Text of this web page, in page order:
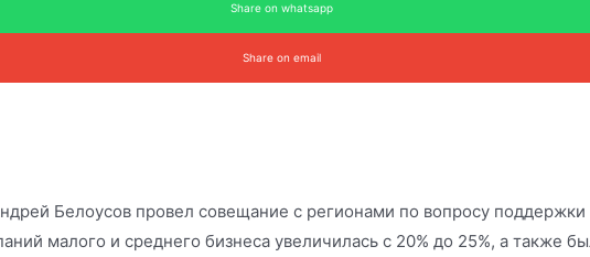
Share on whatsapp
Share on email
Белоусов провел совещание с регионами по вопросу
малого и среднего бизнеса увеличилась с 20% до 25%, а также